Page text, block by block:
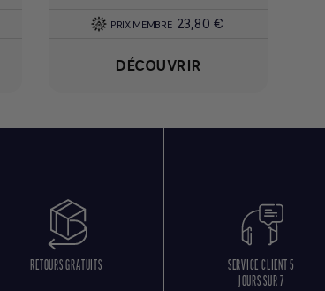
PRIX MEMBRE 23,80 €
DÉCOUVRIR
RETOURS GRATUITS
SERVICE CLIENT 5
JOURS SUR 7